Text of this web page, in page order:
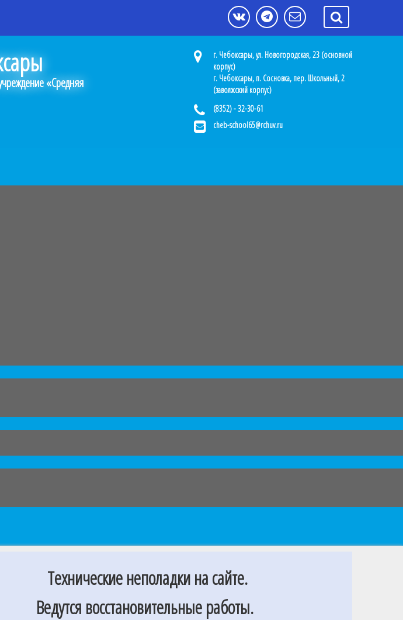
«Средняя
г. Чебоксары, ул. Новогородская, 23 (основной
корпус)
г. Чебоксары, п. Сосновка, пер. Школьный, 2
(заволжский корпус)
(8352) - 32-30-61
cheb-school65@rchuv.ru
Технические неполадки на сайте.
Ведутся восстановительные работы.